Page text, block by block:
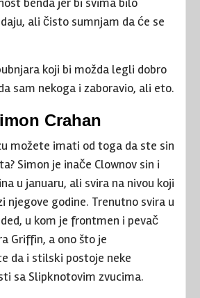
ali čisto sumnjam da će se
koji bi možda legli dobro
sam nekoga i zaboravio, ali eto.
Crahan
možete imati od toga da ste sin
Simon je inače Clownov sin i
u januaru, ali svira na nivou koji
njegove godine. Trenutno svira u
u kom je frontmen i pevač
Griffin, a ono što je
da i stilski postoje neke
sa Slipknotovim zvucima.